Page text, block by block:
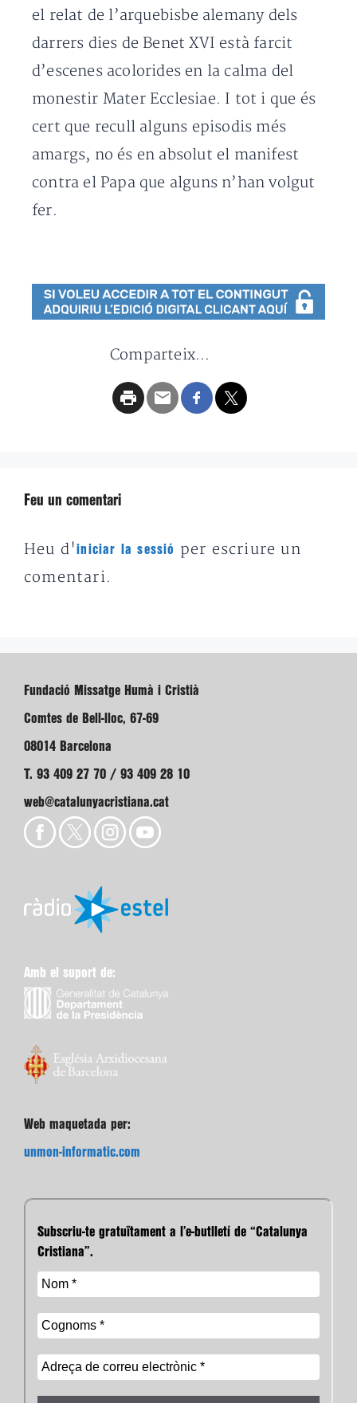
el relat de l’arquebisbe alemany dels
darrers dies de Benet XVI està farcit
d’escenes acolorides en la calma del
monestir Mater Ecclesiae. I tot i que és
cert que recull alguns episodis més
amargs, no és en absolut el manifest
contra el Papa que alguns n’han volgut
fer.
Comparteix...
Feu un comentari
Heu d'iniciar la sessió
per escriure un
comentari.
Fundació Missatge Humà i Cristià
Comtes de Bell-lloc, 67-69
08014 Barcelona
T. 93 409 27 70 / 93 409 28 10
web@catalunyacristiana.cat
Amb el suport de:
Web maquetada per:
unmon-informatic.com
Subscriu-te gratuïtament a l’e-butlletí de “Catalunya
Cristiana”.